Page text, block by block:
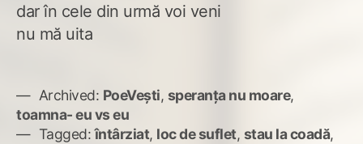
dar în cele din urmă voi veni
nu mă uita
Archived: PoeVești, speranța nu moare,
toamna- eu vs eu
Tagged: întârziat, loc de suflet, stau la coadă,